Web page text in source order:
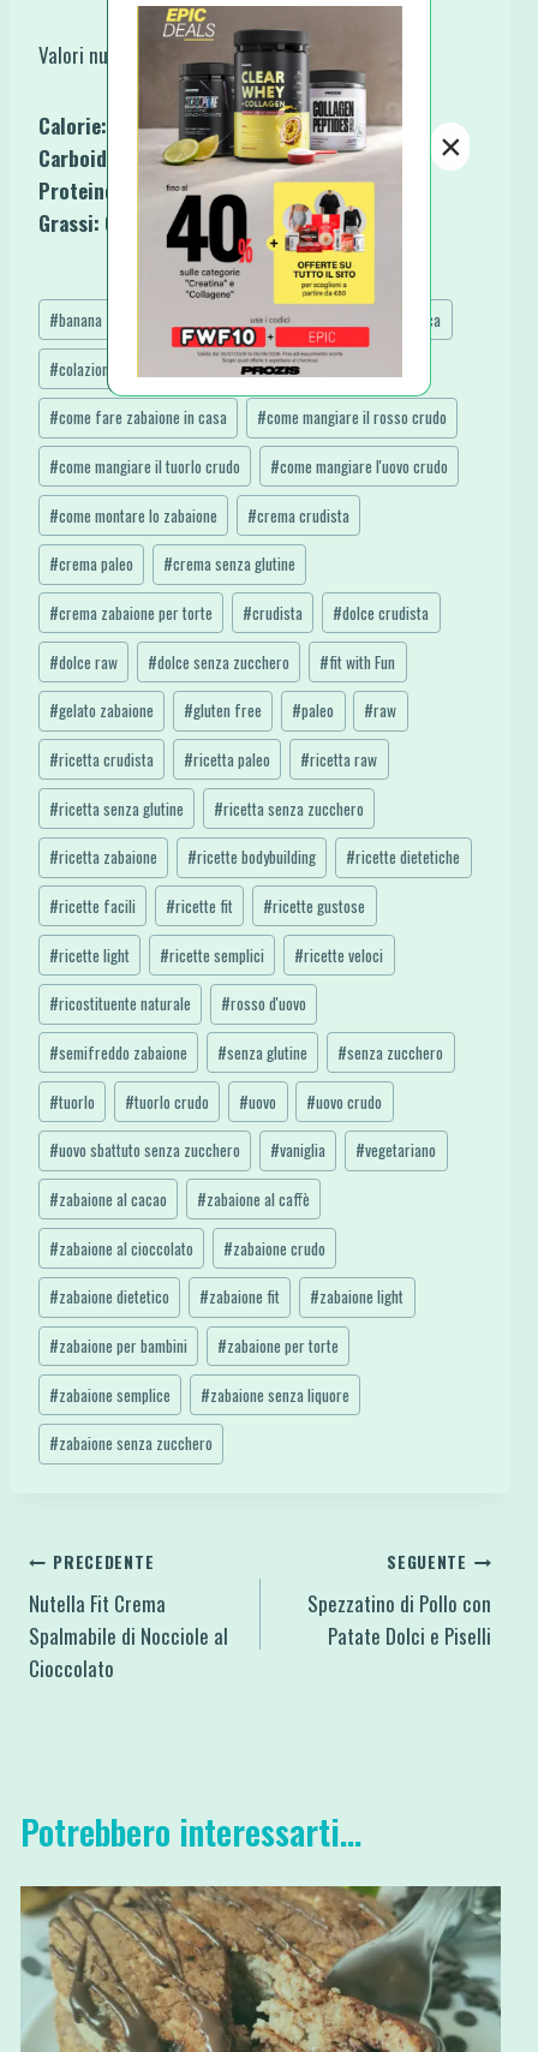
Valori nutrizionali per una porzione base:
Calorie:
127
Carboidrati:12,4 g
Proteine:
Grassi: 6,9 g
Tag
articolo:
#banana cioccolato colazione energetica
#colazione paleo colazione senza zucchero
#come fare zabaione in casa #come mangiare il rosso crudo
#come mangiare il tuorlo crudo #come mangiare l'uovo crudo
#come montare lo zabaione #crema crudista
#crema paleo #crema senza glutine
#crema zabaione per torte #crudista #dolce crudista
#dolce raw #dolce senza zucchero #fit with Fun
#gelato zabaione #gluten free #paleo #raw
#ricetta crudista #ricetta paleo #ricetta raw
#ricetta senza glutine #ricetta senza zucchero
#ricetta zabaione #ricette bodybuilding #ricette dietetiche
#ricette facili #ricette fit #ricette gustose
#ricette light #ricette semplici #ricette veloci
#ricostituente naturale #rosso d'uovo
#semifreddo zabaione #senza glutine #senza zucchero
#tuorlo #tuorlo crudo #uovo #uovo crudo
#uovo sbattuto senza zucchero #vaniglia #vegetariano
#zabaione al cacao #zabaione al caffè
#zabaione al cioccolato #zabaione crudo
#zabaione dietetico #zabaione fit #zabaione light
#zabaione per bambini #zabaione per torte
#zabaione semplice #zabaione senza liquore
#zabaione senza zucchero
Navigazione
articoli
PRECEDENTE
Nutella Fit Crema
Spalmabile di Nocciole al
Cioccolato
SEGUENTE
Spezzatino di Pollo con
Patate Dolci e Piselli
Potrebbero interessarti...
×